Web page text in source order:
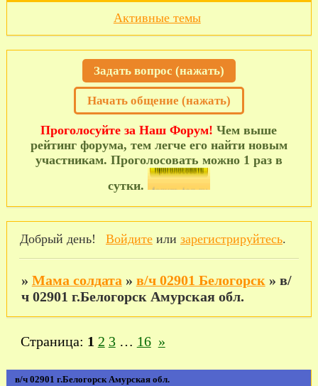
Активные темы
Задать вопрос (нажать)
Начать общение (нажать)
Проголосуйте за Наш Форум! Чем выше
рейтинг форума, тем легче его найти новым
участникам. Проголосовать можно 1 раз в
сутки.
Добрый день! Войдитеили зарегистрируйтесь.
» Мама солдата » в/ч 02901 Белогорск » в/
ч 02901 г.Белогорск Амурская обл.
в/ч 02901 г.Белогорск Амурская обл.
Страница: 1 2 3 … 16 »